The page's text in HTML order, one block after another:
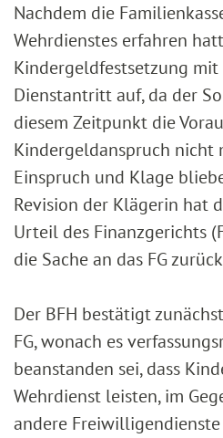
Nachdem die
Wehrdienstes erfahren
Kindergeldfestsetzung
Dienstantritt auf, da der
diesem Zeitpunkt die
Kindergeldanspruch nicht
Einspruch und Klage
Revision der Klägerin hat
Urteil des Finanzgerichts
die Sache an das FG
Der BFH bestätigt
FG, wonach es
beanstanden sei, dass
Wehrdienst leisten, im
andere